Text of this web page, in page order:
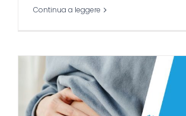
Continua a leggere